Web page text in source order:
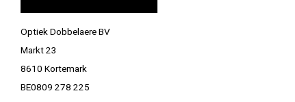
Optiek Dobbelaere BV
Markt 23
8610 Kortemark
BE0809 278 225